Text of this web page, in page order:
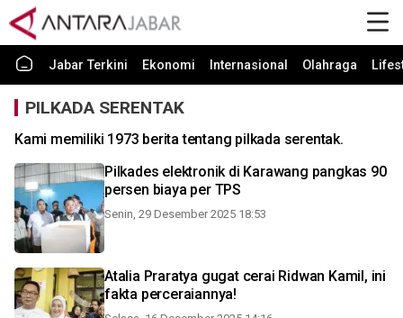
Jabar Terkini Ekonomi Internasional Olahraga
PILKADA SERENTAK
Kami memiliki 1973 berita tentang pilkada serentak.
Pilkades elektronik di Karawang pangkas 90
persen biaya per TPS
Senin, 29 Desember 2025 18:53
Atalia Praratya gugat cerai Ridwan Kamil, ini
fakta perceraiannya!